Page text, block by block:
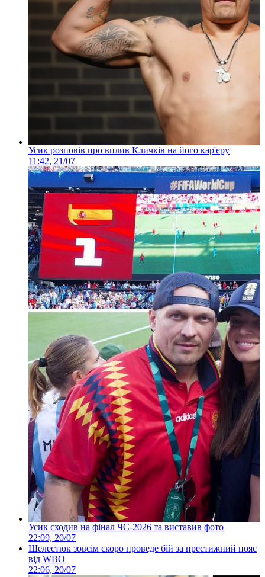
Усик розповів про вплив Кличків на його кар'єру
11:42, 21/07
Усик сходив на фінал ЧС-2026 та виставив фото
22:09, 20/07
Шелестюк зовсім скоро проведе бій за престижний пояс
від WBO
22:06, 20/07